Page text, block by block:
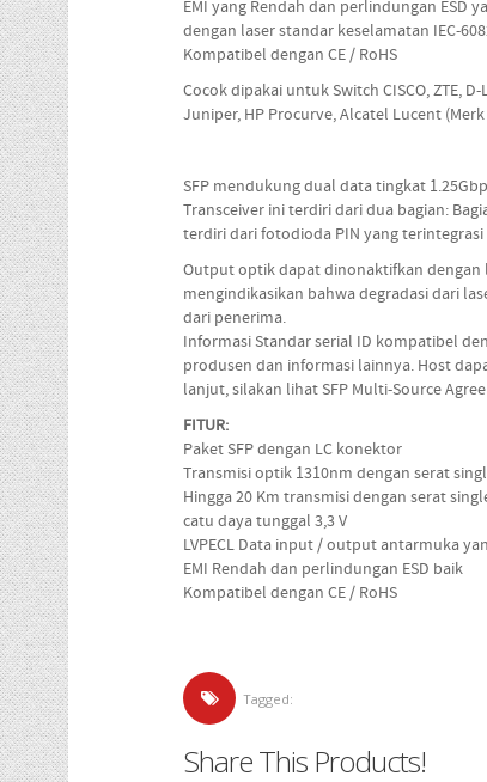
EMI yang Rendah dan perlindungan ESD
dengan laser standar keselamatan IEC-
Kompatibel dengan CE / RoHS
Cocok dipakai untuk Switch CISCO, ZTE,
Juniper, HP Procurve, Alcatel Lucent
SFP mendukung dual data tingkat
Transceiver ini terdiri dari dua bagian:
terdiri dari fotodioda PIN yang
Output optik dapat dinonaktifkan dengan
mengindikasikan bahwa degradasi dari
dari penerima.
Informasi Standar serial ID kompatibel
produsen dan informasi lainnya. Host
lanjut, silakan lihat SFP Multi-Source
FITUR:
Paket SFP dengan LC konektor
Transmisi optik 1310nm dengan serat
Hingga 20 Km transmisi dengan serat
catu daya tunggal 3,3 V
LVPECL Data input / output antarmuka
EMI Rendah dan perlindungan ESD baik
Kompatibel dengan CE / RoHS
Tagged:
Share This Products!